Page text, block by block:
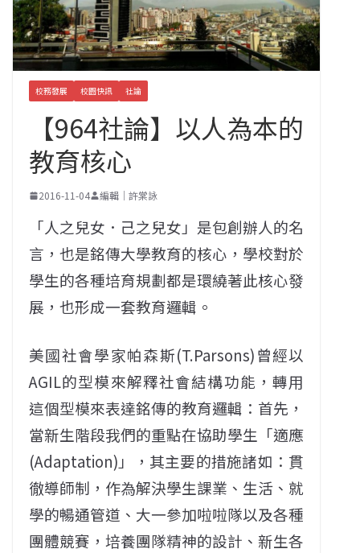
校務發展 校園快訊 社論
【964社論】以人為本的
教育核心
2016-11-04 編輯｜許棠詠
「人之兒女．己之兒女」是包創辦人的名
言，也是銘傳大學教育的核心，學校對於
學生的各種培育規劃都是環繞著此核心發
展，也形成一套教育邏輯。
美國社會學家帕森斯(T.Parsons)曾經以
AGIL的型模來解釋社會結構功能，轉用
這個型模來表達銘傳的教育邏輯：首先，
當新生階段我們的重點在協助學生「適應
(Adaptation)」，其主要的措施諸如：貫
徹導師制，作為解決學生課業、生活、就
學的暢通管道、大一參加啦啦隊以及各種
團體競賽，培養團隊精神的設計、新生各